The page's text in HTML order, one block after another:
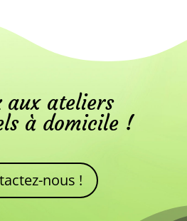
aux ateliers
à domicile !
nous !